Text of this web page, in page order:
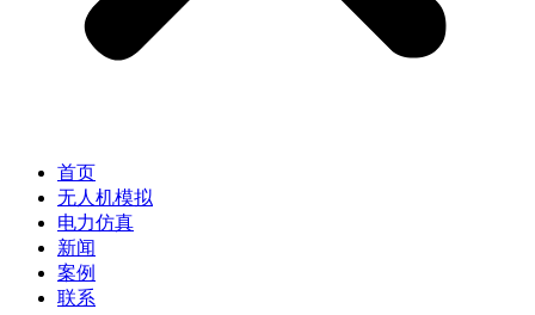
首页
无人机模拟
电力仿真
新闻
案例
联系